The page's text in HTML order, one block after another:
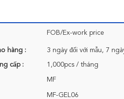
FOB/Ex-work price
hàng :
cấp : 1,000pcs / tháng
MF
MF-GEL06